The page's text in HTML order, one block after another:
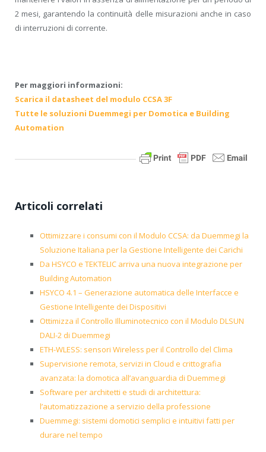
2 mesi, garantendo la continuità delle misurazioni anche in caso
di interruzioni di corrente.
Per maggiori informazioni:
Scarica il datasheet del modulo CCSA 3F
Tutte le soluzioni Duemmegi per Domotica e Building
Automation
Articoli correlati
Ottimizzare i consumi con il Modulo CCSA: da Duemmegi la
Soluzione Italiana per la Gestione Intelligente dei Carichi
Da HSYCO e TEKTELIC arriva una nuova integrazione per
Building Automation
HSYCO 4.1 – Generazione automatica delle Interfacce e
Gestione Intelligente dei Dispositivi
Ottimizza il Controllo Illuminotecnico con il Modulo DLSUN
DALI-2 di Duemmegi
ETH-WLESS: sensori Wireless per il Controllo del Clima
Supervisione remota, servizi in Cloud e crittografia
avanzata: la domotica all’avanguardia di Duemmegi
Software per architetti e studi di architettura:
l’automatizzazione a servizio della professione
Duemmegi: sistemi domotici semplici e intuitivi fatti per
durare nel tempo